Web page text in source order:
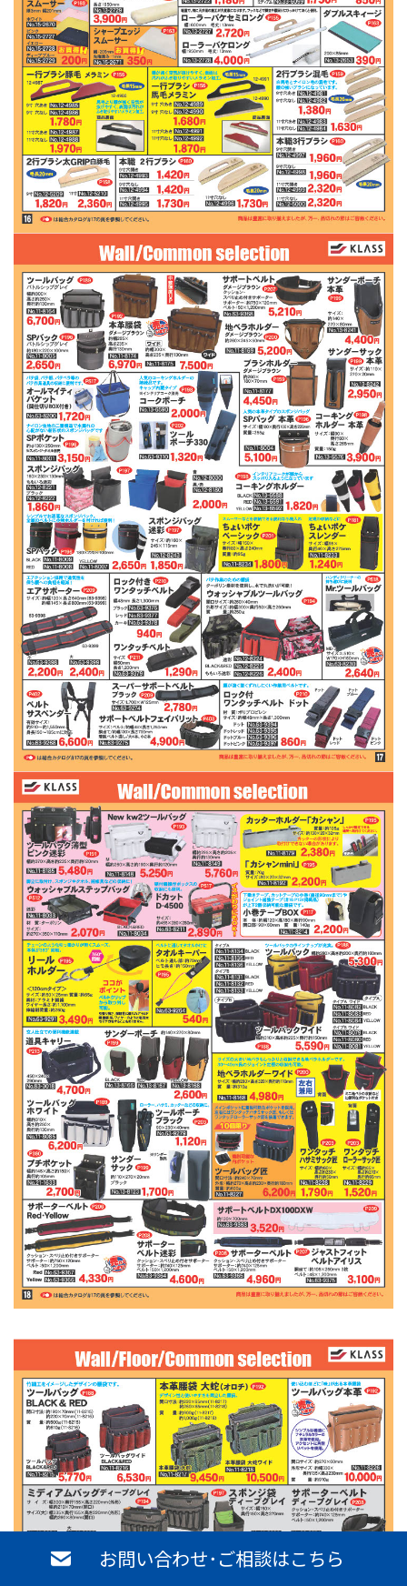
お問い合わせ･ご相談はこちら